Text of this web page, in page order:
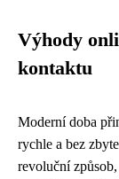
Výhody
kontaktu
Moderní doba
rychle a bez
revoluční